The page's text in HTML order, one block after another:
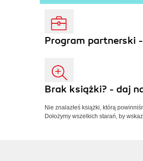
Program partnerski
Brak książki? - daj
Nie znalazłeś książki, którą
Dołożymy wszelkich starań, by